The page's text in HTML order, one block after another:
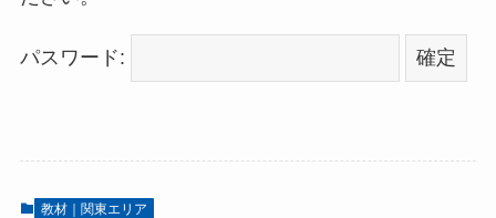
パスワード:
教材｜関東エリア